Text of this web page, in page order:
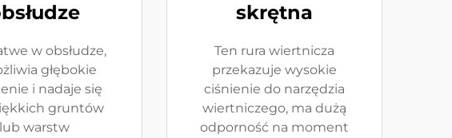
w obsłudze,
głębokie
i nadaje się
gruntów
lub warstw
skrętna
Ten rura wiertnicza
przekazuje wysokie
ciśnienie do narzędzia
wiertniczego, ma dużą
odporność na moment